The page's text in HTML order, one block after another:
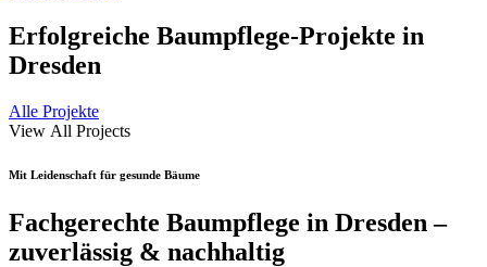
Erfolgreiche Baumpflege-Projekte in
Dresden
Alle Projekte
View Аll Projects
Mit Leidenschaft für gesunde Bäume
Fachgerechte Baumpflege in Dresden –
zuverlässig & nachhaltig